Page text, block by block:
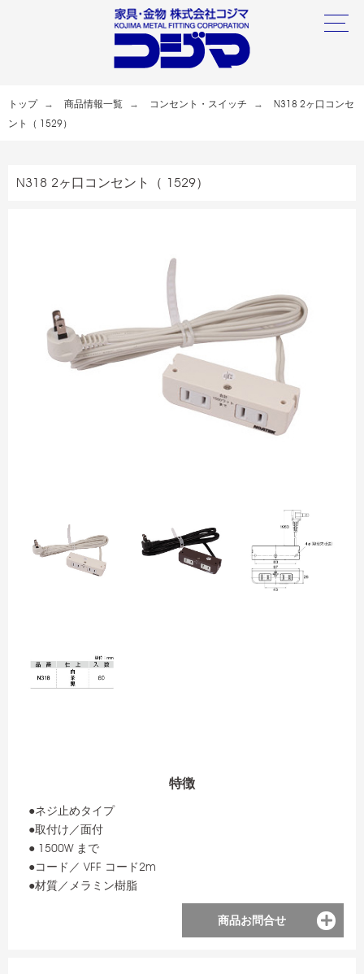
トップ 商品情報一覧 コンセント・スイッチ
N318 2ヶ口コンセ
ント（ 1529）
N318 2ヶ口コンセント（ 1529）
特徴
●ネジ止めタイプ
●取付け／面付
● 1500W まで
●コード／ VFF コード2m
●材質／メラミン樹脂
商品お問合せ